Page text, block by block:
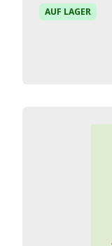
AUF LAGER